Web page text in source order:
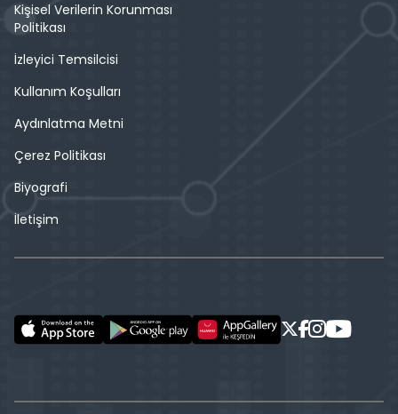
Kişisel Verilerin Korunması
Politikası
İzleyici Temsilcisi
Kullanım Koşulları
Aydınlatma Metni
Çerez Politikası
Biyografi
İletişim